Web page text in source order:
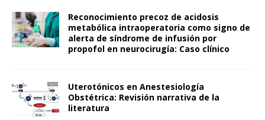
Reconocimiento precoz de acidosis
metabólica intraoperatoria como signo de
alerta de síndrome de infusión por
propofol en neurocirugía: Caso clínico
Uterotónicos en Anestesiología
Obstétrica: Revisión narrativa de la
literatura